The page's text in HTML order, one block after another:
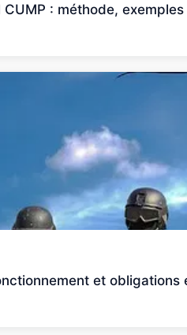
: méthode,
et obligations